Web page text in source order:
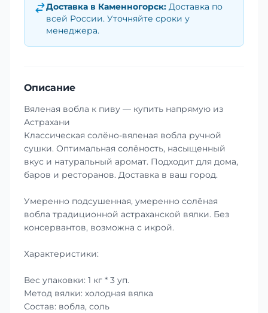
Доставка в Каменногорск: Доставка по
всей России. Уточняйте сроки у
менеджера.
Описание
Вяленая вобла к пиву — купить напрямую из
Астрахани
Классическая солёно-вяленая вобла ручной
сушки. Оптимальная солёность, насыщенный
вкус и натуральный аромат. Подходит для дома,
баров и ресторанов. Доставка в ваш город.
Умеренно подсушенная, умеренно солёная
вобла традиционной астраханской вялки. Без
консервантов, возможна с икрой.
Характеристики:
Вес упаковки: 1 кг * 3 уп.
Метод вялки: холодная вялка
Состав: вобла, соль